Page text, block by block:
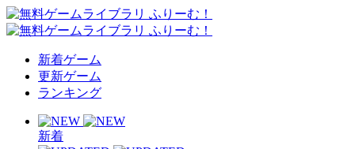
新着ゲーム
更新ゲーム
ランキング
新着